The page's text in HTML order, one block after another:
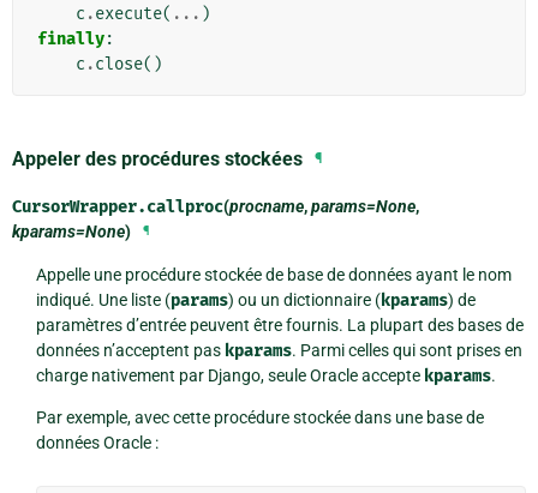
c .execute( ... )
finally:
c .close()
Appeler des procédures stockées ¶
CursorWrapper.callproc(procname,params=None,
kparams=None) ¶
Appelle une procédure stockée de base de données ayant le nom
indiqué. Une liste (params) ou un dictionnaire (kparams) de
paramètres d’entrée peuvent être fournis. La plupart des bases de
données n’acceptent pas kparams. Parmi celles qui sont prises en
charge nativement par Django, seule Oracle accepte kparams.
Par exemple, avec cette procédure stockée dans une base de
données Oracle :